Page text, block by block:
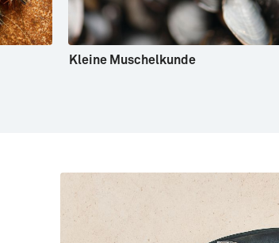
Kleine Muschelkunde